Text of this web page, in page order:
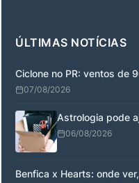
ÚLTIMAS NOTÍCIAS
Ciclone no PR: ventos de
07/08/2026
Astrologia pode
06/08/2026
Benfica x Hearts: onde